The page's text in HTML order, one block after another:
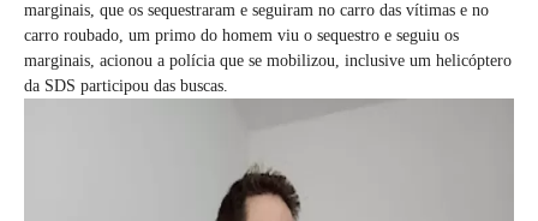
marginais, que os sequestraram e seguiram no carro das vítimas e no
carro roubado, um primo do homem viu o sequestro e seguiu os
marginais, acionou a polícia que se mobilizou, inclusive um helicóptero
da SDS participou das buscas.